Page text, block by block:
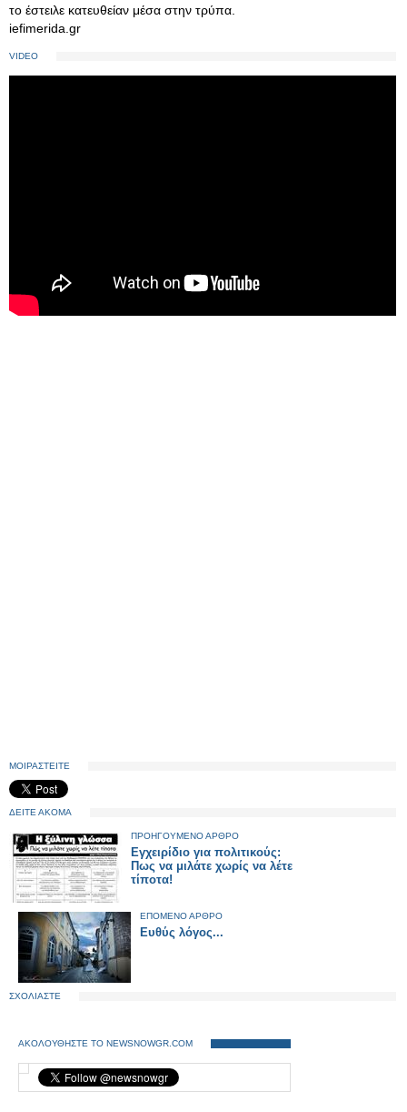
το έστειλε κατευθείαν μέσα στην τρύπα.
iefimerida.gr
VIDEO
ΜΟΙΡΑΣΤΕΙΤΕ
ΔΕΙΤΕ ΑΚΟΜΑ
ΠΡΟΗΓΟΥΜΕΝΟ ΑΡΘΡΟ
Εγχειρίδιο για πολιτικούς:
Πως να μιλάτε χωρίς να λέτε
τίποτα!
ΕΠΟΜΕΝΟ ΑΡΘΡΟ
Ευθύς λόγος...
ΣΧΟΛΙΑΣΤΕ
ΑΚΟΛΟΥΘΗΣΤΕ ΤΟ NEWSNOWGR.COM